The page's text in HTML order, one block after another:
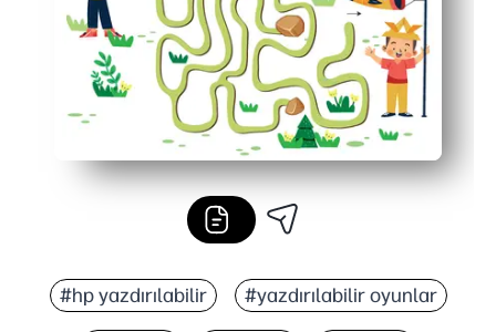
#hp yazdırılabilir #yazdırılabilir oyunlar